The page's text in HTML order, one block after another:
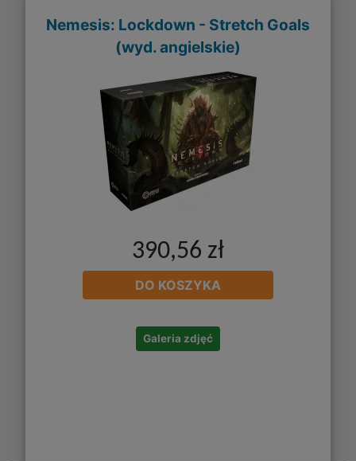
Nemesis: Lockdown - Stretch Goals
(wyd. angielskie)
390,56 zł
DO KOSZYKA
Galeria zdjęć